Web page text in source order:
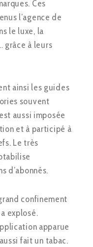
Ces
l’agence de
le luxe, la
grâce à leurs
ainsi les guides
souvent
aussi imposée
et à participé à
Le très
d’abonnés.
confinement
explosé.
apparue
fait un tabac.